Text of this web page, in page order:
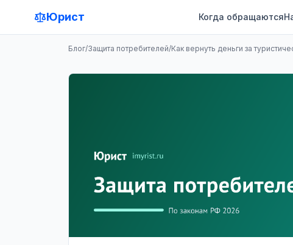
Юрист Когда обращаются
Блог/Защита потребителей/Как вернуть деньги за